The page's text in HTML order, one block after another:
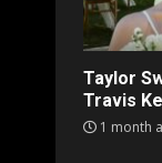
Taylor
Travis
1 month